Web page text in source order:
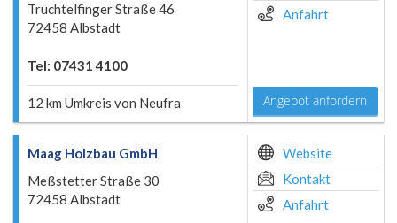
Truchtelfinger Straße 46
72458 Albstadt
Tel: 07431 4100
12 km Umkreis von Neufra
Anfahrt
Angebot anfordern
Maag Holzbau GmbH
Meßstetter Straße 30
72458 Albstadt
Website
Kontakt
Anfahrt